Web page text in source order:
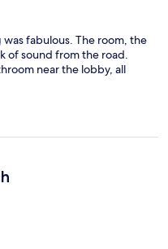
fabulous. The room, the
of sound from the road.
near the lobby, all